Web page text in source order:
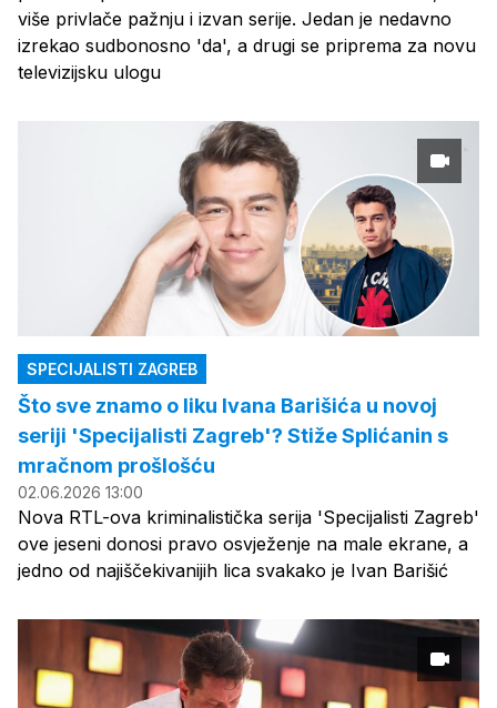
više privlače pažnju i izvan serije. Jedan je nedavno
izrekao sudbonosno 'da', a drugi se priprema za novu
televizijsku ulogu
SPECIJALISTI ZAGREB
Što sve znamo o liku Ivana Barišića u novoj
seriji 'Specijalisti Zagreb'? Stiže Splićanin s
mračnom prošlošću
02.06.2026 13:00
Nova RTL-ova kriminalistička serija 'Specijalisti Zagreb'
ove jeseni donosi pravo osvježenje na male ekrane, a
jedno od najiščekivanijih lica svakako je Ivan Barišić